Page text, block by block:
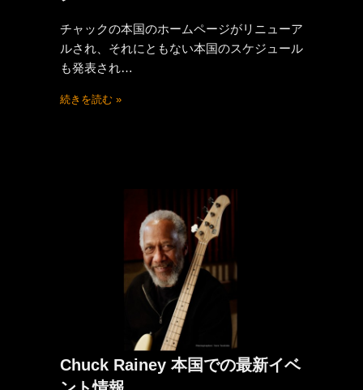
チャックの本国のホームページがリニューア
ルされ、それにともない本国のスケジュール
も発表され…
続きを読む »
Chuck Rainey 本国での最新イベ